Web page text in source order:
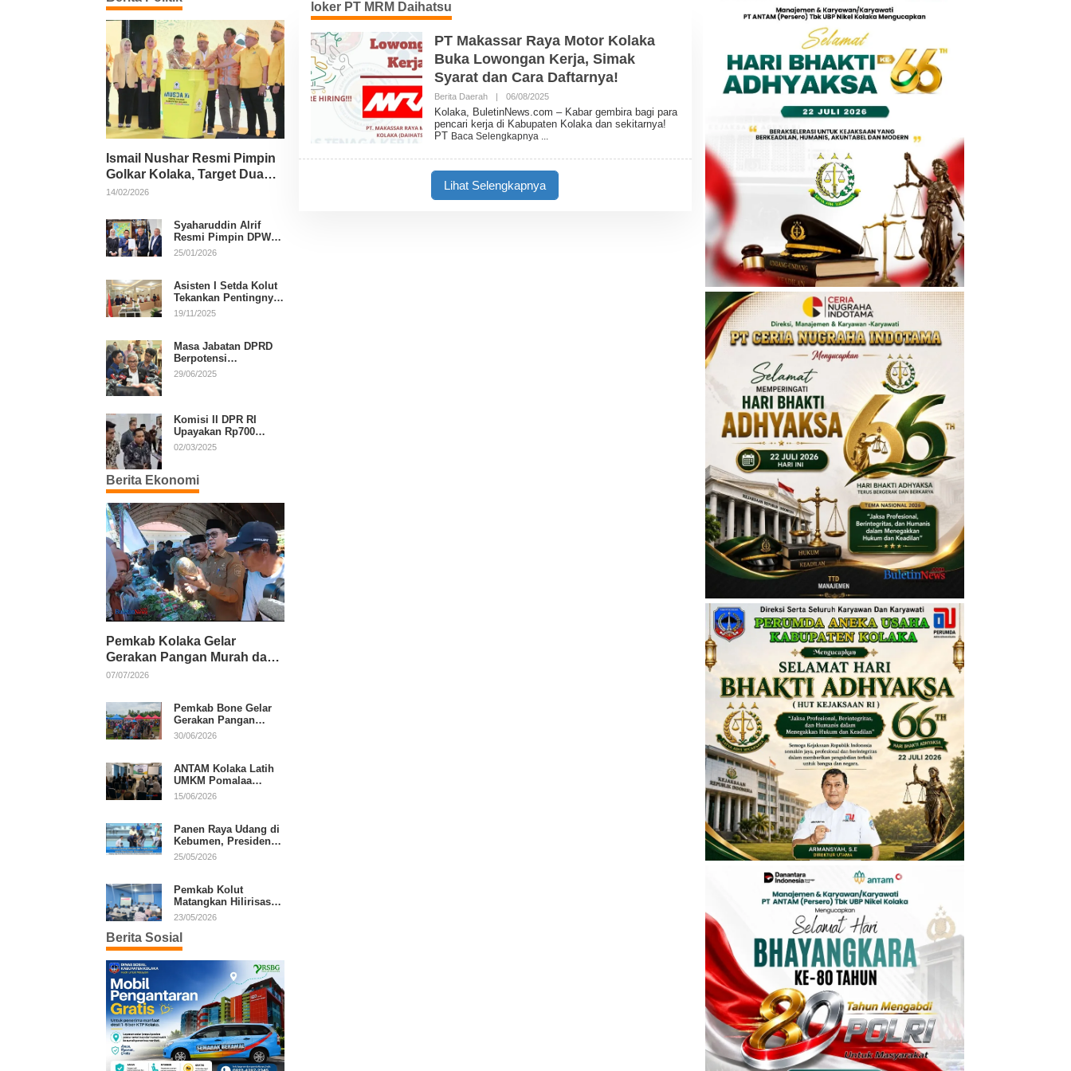
Ismail Nushar Resmi Pimpin
Golkar Kolaka, Target Dua
Kursi per Dapil
14/02/2026
Syaharuddin Alrif
Resmi Pimpin DPW
NasDem Sulsel
25/01/2026
Asisten I Setda Kolut
Tekankan Pentingnya
Pendidikan Politik
19/11/2025
Masa Jabatan DPRD
Berpotensi
Diperpanjang, Aria
29/06/2025
Komisi II DPR RI
Upayakan Rp700
Miliar dari APBN
Putusan MK
02/03/2025
Berita Ekonomi
Pemkab Kolaka Gelar
Gerakan Pangan Murah dan
Salurkan Pupuk Organik
07/07/2026
Pemkab Bone Gelar
Gerakan Pangan
Murah, Warga Serbu
30/06/2026
ANTAM Kolaka Latih
UMKM Pomalaa
Kembangkan Produk
15/06/2026
Panen Raya Udang di
Kebumen, Presiden
Prabowo Tekankan
25/05/2026
Pemkab Kolut
Matangkan Hilirisasi
Kakao dan Kelapa,
Daerah
23/05/2026
Berita Sosial
loker PT MRM Daihatsu
PT Makassar Raya Motor Kolaka
Buka Lowongan Kerja, Simak
Syarat dan Cara Daftarnya!
Berita Daerah | 06/08/2025O
E
H
Kolaka, BuletinNews.com – Kabar gembira bagi para
pencari kerja di Kabupaten Kolaka dan sekitarnya!
PT Baca Selengkapnya
Lihat Selengkapnya